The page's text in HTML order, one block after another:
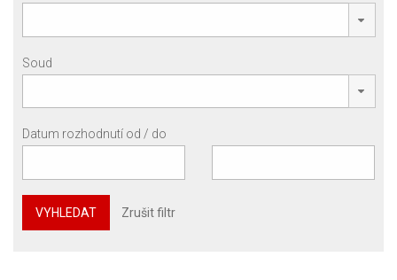
Soud
Datum rozhodnutí od / do
VYHLEDAT Zrušit filtr